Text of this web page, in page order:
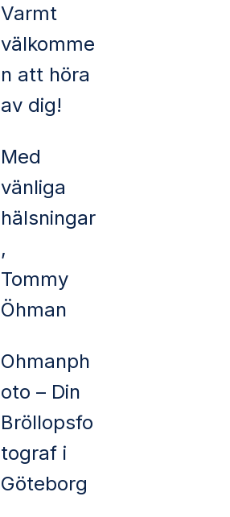
Varmt
välkomme
n att höra
av dig!
Med
vänliga
hälsningar
,
Tommy
Öhman
Ohmanph
oto – Din
Bröllopsfo
tograf i
Göteborg